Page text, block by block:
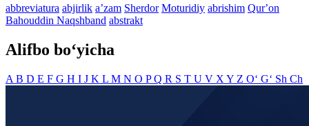
abbreviatura abjirlik aʼzam Sherdor Moturidiy abrishim Qurʼon
Bahouddin Naqshband abstrakt
Alifbo bo‘yicha
A B D E F G H I J K L M N O PQ R S T U V X Y Z O‘ G‘ Sh Ch